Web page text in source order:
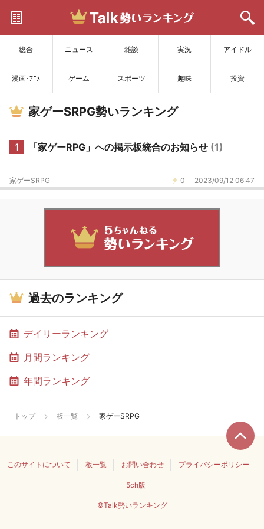
総合 ニュース 雑談 実況 アイドル
漫画･ｱﾆﾒ ゲーム スポーツ 趣味 投資
サイトを更新
家ゲーSRPG勢いランキング
1 「家ゲーRPG」への掲示板統合のお知らせ (1)
0 2023/09/12 06:47
家ゲーSRPG
過去のランキング
デイリーランキング
月間ランキング
年間ランキング
トップ 板一覧 家ゲーSRPG
このサイトについて 板一覧 お問い合わせ プライバシーポリシー
5ch版
©Talk勢いランキング